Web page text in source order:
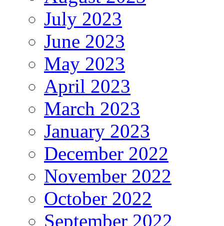
July 2023
June 2023
May 2023
April 2023
March 2023
January 2023
December 2022
November 2022
October 2022
September 2022